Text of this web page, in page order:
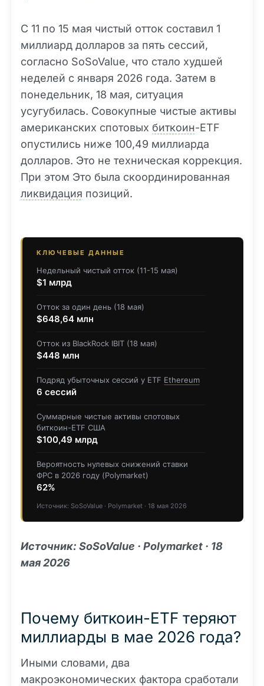
С 11 по 15 мая чистый отток составил 1
миллиард долларов за пять сессий,
согласно SoSoValue, что стало худшей
неделей с января 2026 года. Затем в
понедельник, 18 мая, ситуация
усугубилась. Совокупные чистые активы
американских спотовых биткоин-ETF
опустились ниже 100,49 миллиарда
долларов. Это не техническая коррекция.
При этом Это была скоординированная
ликвидация позиций.
КЛЮЧЕВЫЕ ДАННЫЕ
Недельный чистый отток (11-15 мая)
$1 млрд
Отток за один день (18 мая)
$648,64 млн
Отток из BlackRock IBIT (18 мая)
$448 млн
Подряд убыточных сессий у ETF Ethereum
6 сессий
Суммарные чистые активы спотовых
биткоин-ETF США
$100,49 млрд
Вероятность нулевых снижений ставки
ФРС в 2026 году (Polymarket)
62%
Источник: SoSoValue · Polymarket · 18 мая 2026
Источник: SoSoValue · Polymarket · 18
мая 2026
Почему биткоин-ETF теряют
миллиарды в мае 2026 года?
Иными словами, два
макроэкономических фактора сработали